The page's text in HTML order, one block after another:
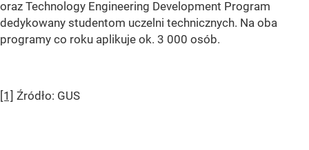
oraz Technology Engineering Development Program
dedykowany studentom uczelni technicznych. Na oba
programy co roku aplikuje ok. 3 000 osób.
[1] Źródło: GUS